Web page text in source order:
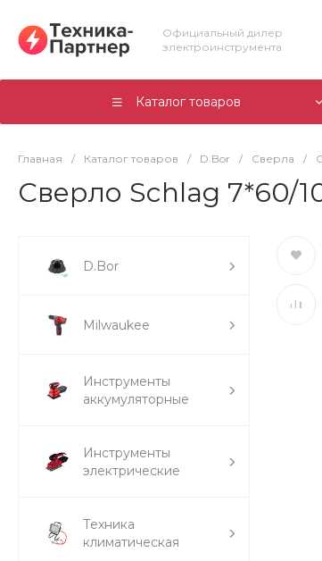
Официальный дилер
электроинструмента
Каталог товаров
Главная / Каталог товаров / D.Bor / Сверла /
Сверло Schlag 7*60/
D.Bor
Milwaukee
Инструменты
аккумуляторные
Инструменты
электрические
Техника
климатическая